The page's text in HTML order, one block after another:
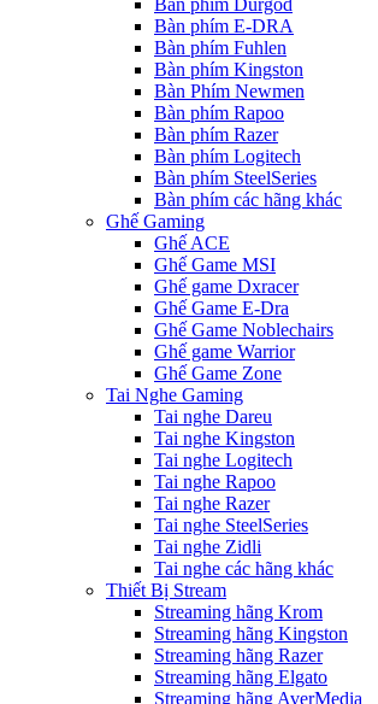
Bàn phím Durgod
Bàn phím E-DRA
Bàn phím Fuhlen
Bàn phím Kingston
Bàn Phím Newmen
Bàn phím Rapoo
Bàn phím Razer
Bàn phím Logitech
Bàn phím SteelSeries
Bàn phím các hãng khác
Ghế Gaming
Ghế ACE
Ghế Game MSI
Ghế game Dxracer
Ghế Game E-Dra
Ghế Game Noblechairs
Ghế game Warrior
Ghế Game Zone
Tai Nghe Gaming
Tai nghe Dareu
Tai nghe Kingston
Tai nghe Logitech
Tai nghe Rapoo
Tai nghe Razer
Tai nghe SteelSeries
Tai nghe Zidli
Tai nghe các hãng khác
Thiết Bị Stream
Streaming hãng Krom
Streaming hãng Kingston
Streaming hãng Razer
Streaming hãng Elgato
Streaming hãng AverMedia